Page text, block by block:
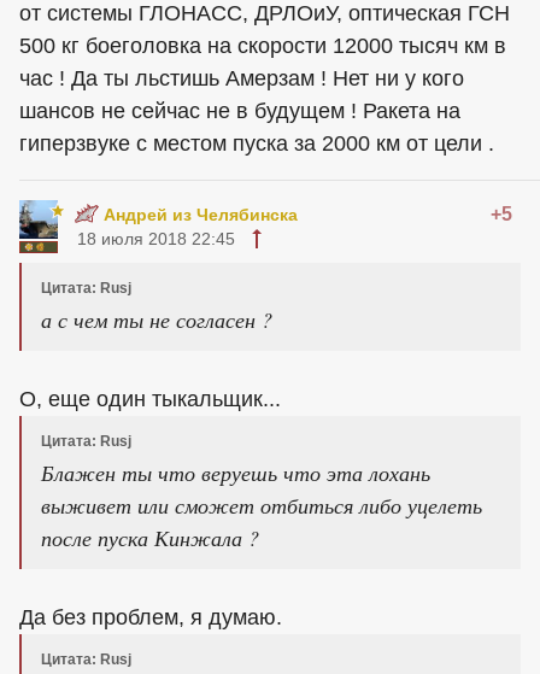
от системы ГЛОНАСС, ДРЛОиУ, оптическая ГСН
500 кг боеголовка на скорости 12000 тысяч км в
час ! Да ты льстишь Амерзам ! Нет ни у кого
шансов не сейчас не в будущем ! Ракета на
гиперзвуке с местом пуска за 2000 км от цели .
Андрей из Челябинска +5
18 июля 2018 22:45
Цитата: Rusj
а с чем ты не согласен ?
О, еще один тыкальщик...
Цитата: Rusj
Блажен ты что веруешь что эта лохань
выживет или сможет отбиться либо уцелеть
после пуска Кинжала ?
Да без проблем, я думаю.
Цитата: Rusj